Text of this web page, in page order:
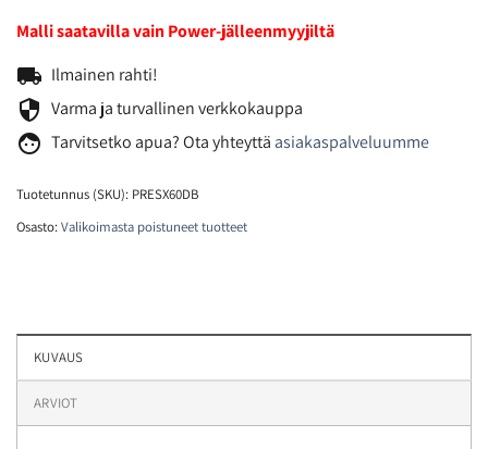
Malli saatavilla vain Power-jälleenmyyjiltä
local_shipping Ilmainen rahti!
security Varma ja turvallinen verkkokauppa
face Tarvitsetko apua? Ota yhteyttä asiakaspalveluumme
Tuotetunnus (SKU): PRESX60DB
Osasto:Valikoimasta poistuneet tuotteet
KUVAUS
ARVIOT